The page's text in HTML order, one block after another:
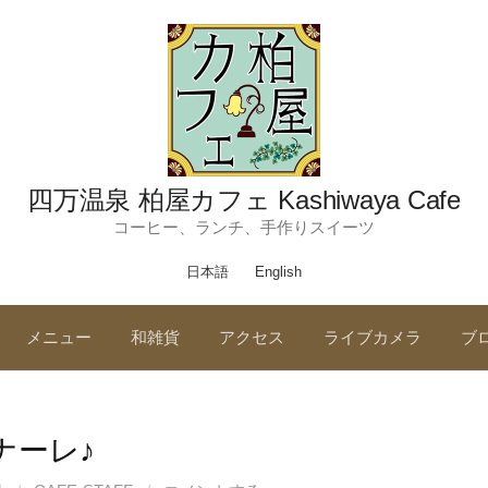
四万温泉 柏屋カフェ Kashiwaya Cafe
コーヒー、ランチ、手作りスイーツ
日本語 English
メニュー 和雑貨 アクセス ライブカメラ ブ
ーレ♪